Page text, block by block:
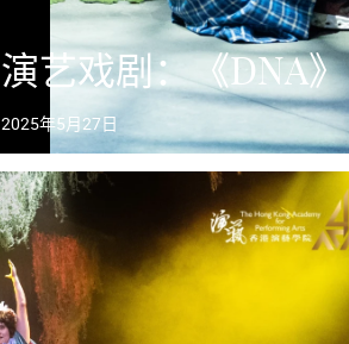
演艺戏剧：《DNA》
2025年5月27日